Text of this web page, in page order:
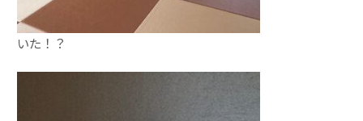
いた！？